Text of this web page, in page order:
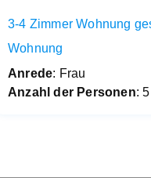
3-4 Zimmer Wohnung
Wohnung
Anrede: Frau
Anzahl der Personen: 5